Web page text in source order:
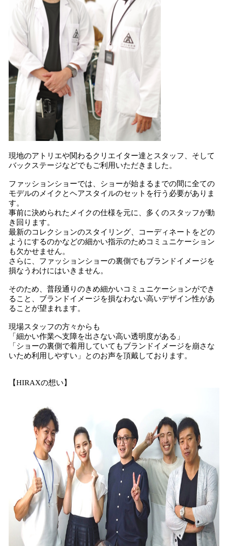
現地のアトリエや関わるクリエイター達とスタッフ、そして
バックステージなどでもご利用いただきました。
ファッションショーでは、ショーが始まるまでの間に全ての
モデルのメイクとヘアスタイルのセットを行う必要がありま
す。
事前に決められたメイクの仕様を元に、多くのスタッフが動
き回ります。
最新のコレクションのスタイリング、コーディネートをどの
ようにするのかなどの細かい指示のためコミュニケーション
も欠かせません。
さらに、ファッションショーの裏側でもブランドイメージを
損なうわけにはいきません。
そのため、普段通りのきめ細かいコミュニケーションができ
ること、ブランドイメージを損なわない高いデザイン性があ
ることが望まれます。
現場スタッフの方々からも
「細かい作業へ支障を出さない高い透明度がある」
「ショーの裏側で着用していてもブランドイメージを崩さな
いため利用しやすい」とのお声を頂戴しております。
【HIRAXの想い】